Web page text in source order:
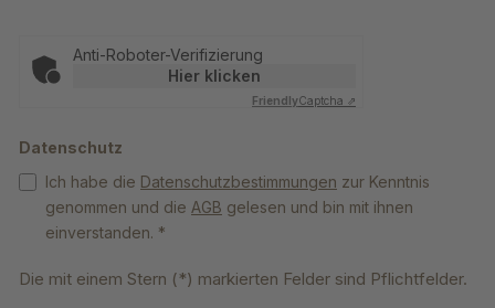
Anti-Roboter-Verifizierung
Hier klicken
FriendlyCaptcha ⇗
Datenschutz
Ich habe die Datenschutzbestimmungen zur Kenntnis
genommen und die AGB gelesen und bin mit ihnen
einverstanden. *
Die mit einem Stern (*) markierten Felder sind Pflichtfelder.